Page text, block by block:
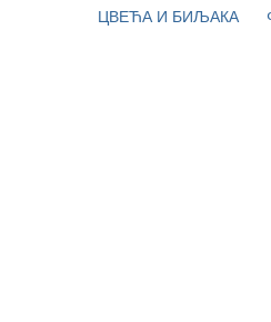
ЦВЕЋА И БИЉАКА